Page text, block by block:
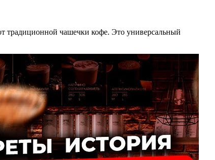
традиционной чашечки кофе. Это универсальный